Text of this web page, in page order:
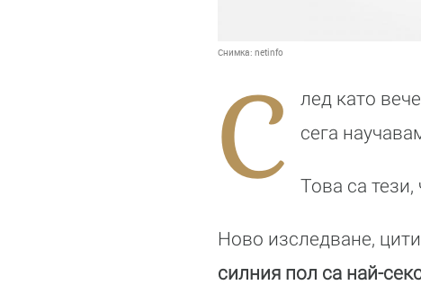
Снимка: netinfo
С лед като
сега
Това са тези,
Ново изследване,
силния пол са най-